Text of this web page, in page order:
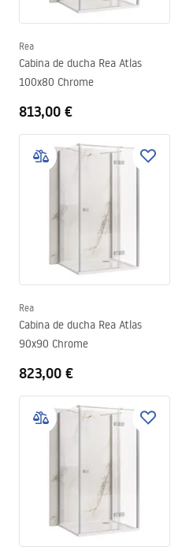
Rea
Cabina de ducha Rea Atlas
100x80 Chrome
813,00 €
Rea
Cabina de ducha Rea Atlas
90x90 Chrome
823,00 €